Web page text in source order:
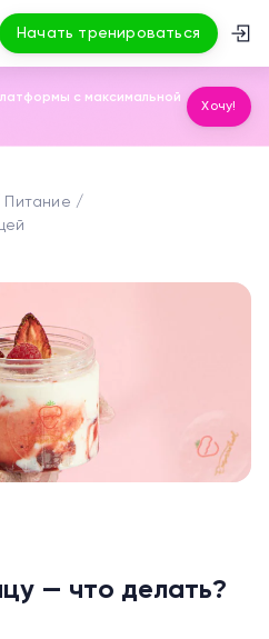
Начать тренироваться
с максимальной
Хочу!
Питание
— что делать?